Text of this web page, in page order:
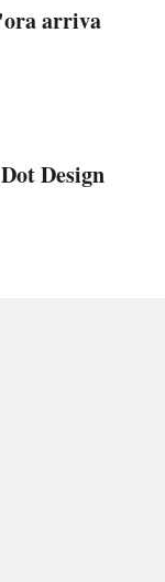
arriva
Design